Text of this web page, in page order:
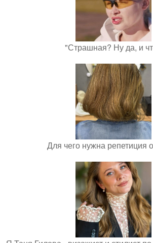
"Страшная? Ну да, и
Для чего нужна репетиция